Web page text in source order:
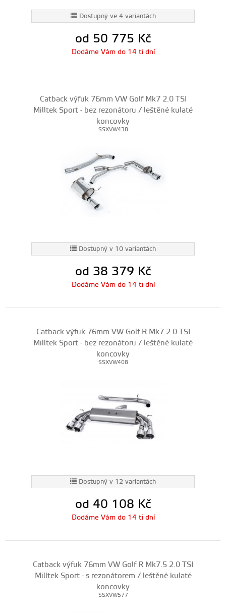
Dostupný ve 4 variantách
od 50 775 Kč
Dodáme Vám do 14 ti dní
Catback výfuk 76mm VW Golf Mk7 2.0 TSI
Milltek Sport - bez rezonátoru / leštěné kulaté
koncovky
SSXVW438
Dostupný v 10 variantách
od 38 379 Kč
Dodáme Vám do 14 ti dní
Catback výfuk 76mm VW Golf R Mk7 2.0 TSI
Milltek Sport - bez rezonátoru / leštěné kulaté
koncovky
SSXVW408
Dostupný v 12 variantách
od 40 108 Kč
Dodáme Vám do 14 ti dní
Catback výfuk 76mm VW Golf R Mk7.5 2.0 TSI
Milltek Sport - s rezonátorem / leštěné kulaté
koncovky
SSXVW577